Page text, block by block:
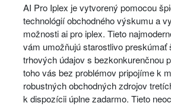
AI Pro Iplex je vytvorený pomocou
technológií obchodného výskumu a
možnosti ai pro iplex. Tieto
vám umožňujú starostlivo preskúmať
trhových údajov s bezkonkurenčnou
toho vás bez problémov pripojíme k
robustných obchodných zdrojov
k dispozícii úplne zadarmo. Tieto